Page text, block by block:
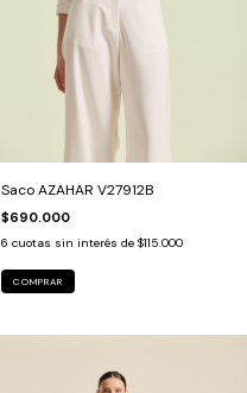
Saco AZAHAR V27912B
$690.000
6 cuotas sin interés de $115.000
COMPRAR